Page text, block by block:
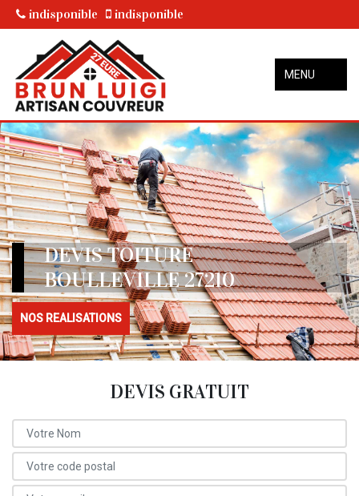
indisponible indisponible
MENU
DEVIS TOITURE
BOULLEVILLE 27210
NOS REALISATIONS
DEVIS GRATUIT